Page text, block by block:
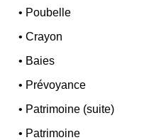
• Poubelle
•Crayon
• Baies
• Prévoyance
• Patrimoine (suite)
• Patrimoine